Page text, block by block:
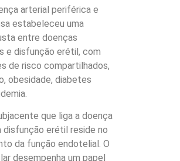
arterial periférica e
estabeleceu uma
entre doenças
e disfunção erétil, com
de risco compartilhados,
obesidade, diabetes
que liga a doença
disfunção erétil reside no
da função endotelial. O
desempenha um papel